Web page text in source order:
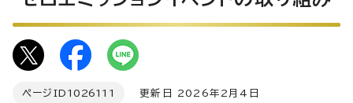
ページID 1026111 更新日 2026年2月4日